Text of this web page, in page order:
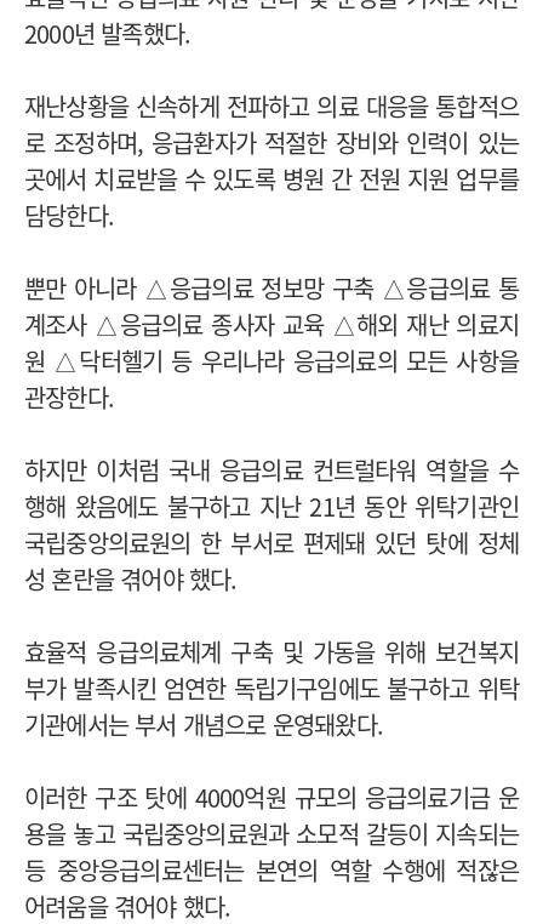
2000년 발족했다.
재난상황을 신속하게 전파하고 의료 대응을 통합적으
로 조정하며, 응급환자가 적절한 장비와 인력이 있는
곳에서 치료받을 수 있도록 병원 간 전원 지원 업무를
담당한다.
뿐만 아니라 △응급의료 정보망 구축 △응급의료 통
계조사 △응급의료 종사자 교육 △해외 재난 의료지
원 △닥터헬기 등 우리나라 응급의료의 모든 사항을
관장한다.
하지만 이처럼 국내 응급의료 컨트럴타워 역할을 수
행해 왔음에도 불구하고 지난 21년 동안 위탁기관인
국립중앙의료원의 한 부서로 편제돼 있던 탓에 정체
성 혼란을 겪어야 했다.
효율적 응급의료체계 구축 및 가동을 위해 보건복지
부가 발족시킨 엄연한 독립기구임에도 불구하고 위탁
기관에서는 부서 개념으로 운영돼왔다.
이러한 구조 탓에 4000억원 규모의 응급의료기금 운
용을 놓고 국립중앙의료원과 소모적 갈등이 지속되는
등 중앙응급의료센터는 본연의 역할 수행에 적잖은
어려움을 겪어야 했다.